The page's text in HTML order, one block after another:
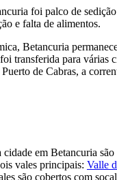
foi palco de
e falta de alimentos.
Betancuria
transferida para várias
Puerto de Cabras, a
cidade em Betancuria
vales principais: Valle
são cobertos com